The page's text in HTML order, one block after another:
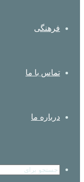
فرهنگی
تماس با ما
درباره ما